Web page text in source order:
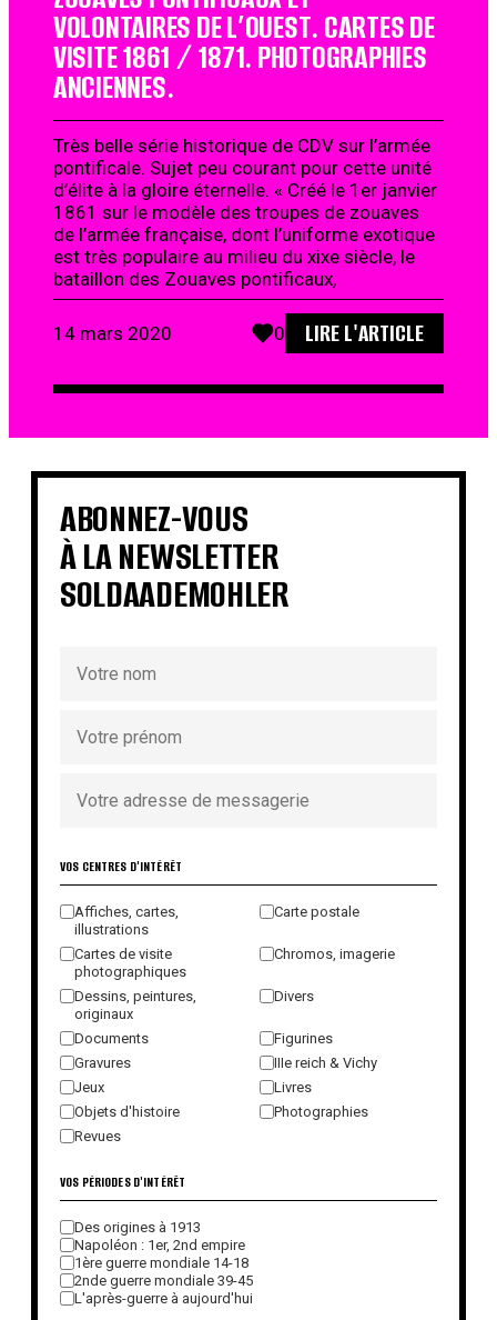
VOLONTAIRES DE L’OUEST. CARTES DE
VISITE 1861 / 1871. PHOTOGRAPHIES
ANCIENNES.
Très belle série historique de CDV sur l’armée
pontificale. Sujet peu courant pour cette unité
d’élite à la gloire éternelle. « Créé le 1er janvier
1861 sur le modèle des troupes de zouaves
de l’armée française, dont l’uniforme exotique
est très populaire au milieu du xixe siècle, le
bataillon des Zouaves pontificaux,
14 mars 2020 0 LIRE L'ARTICLE
ABONNEZ-VOUS
À LA NEWSLETTER
SOLDAADEMOHLER
VOS CENTRES D'INTÉRÊT
Affiches, cartes,
illustrations
Carte postale
Cartes de visite
photographiques
Chromos, imagerie
Dessins, peintures,
originaux
Divers
Documents
Figurines
Gravures
IIIe reich & Vichy
Jeux
Livres
Objets d'histoire
Photographies
Revues
VOS PÉRIODES D'INTÉRÊT
Des origines à 1913
Napoléon : 1er, 2nd empire
1ère guerre mondiale 14-18
2nde guerre mondiale 39-45
L'après-guerre à aujourd'hui